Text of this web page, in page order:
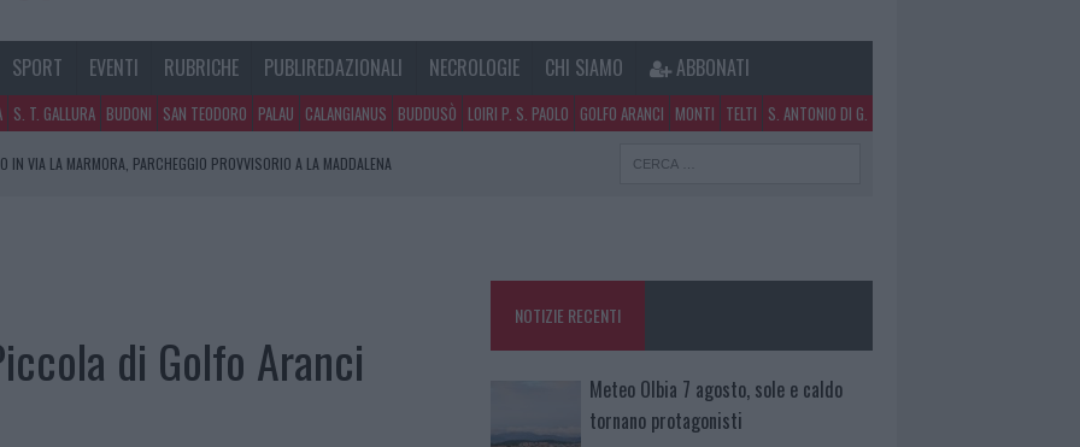
SPORT EVENTI RUBRICHE PUBLIREDAZIONALI NECROLOGIE CHI SIAMO ABBONATI
S. T. GALLURA BUDONI SAN TEODORO PALAU CALANGIANUS BUDDUSÒ LOIRI P. S. PAOLO GOLFO ARANCI MONTI TELTI S. ANTONIO DI G.
IN VIA LA MARMORA, PARCHEGGIO PROVVISORIO A LA MADDALENA
ANCORA FINO A FINE AGOSTO
di Golfo Aranci
NOTIZIE RECENTI
Meteo Olbia 7 agosto, sole e caldo
tornano protagonisti